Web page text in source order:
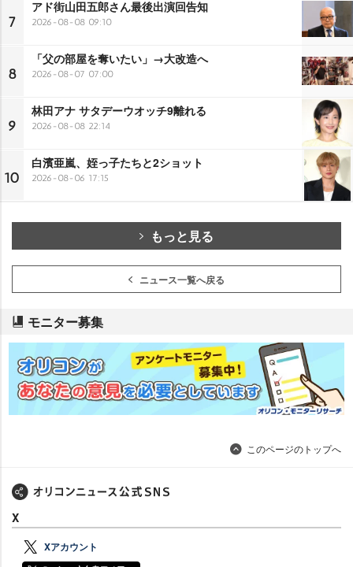
7
アド街山田五郎さん最後出演回告知
2026-08-08 09:10
8
「父の部屋を奪いたい」→大改造へ
2026-08-07 07:00
9
林田アナ サタデーウオッチ9離れる
2026-08-08 22:14
10
白濱亜嵐、姪っ子たちと2ショット
2026-08-06 17:15
もっと見る
ニュース一覧へ戻る
モニター募集
このページのトップへ
X
Xアカウント